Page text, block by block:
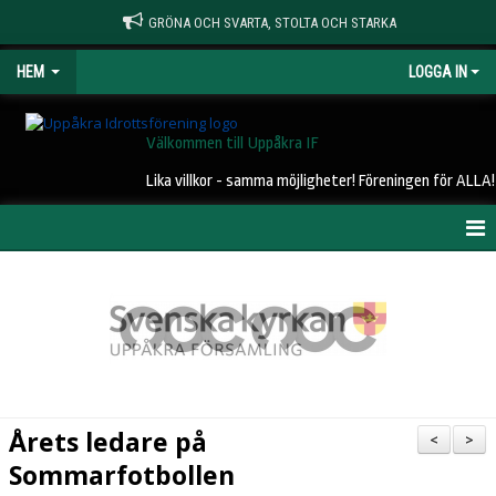
GRÖNA OCH SVARTA, STOLTA OCH STARKA
HEM LOGGA IN
Välkommen till Uppåkra IF
Lika villkor - samma möjligheter! Föreningen för ALLA!
STYRELSE
>
<
Årets ledare på
Sommarfotbollen